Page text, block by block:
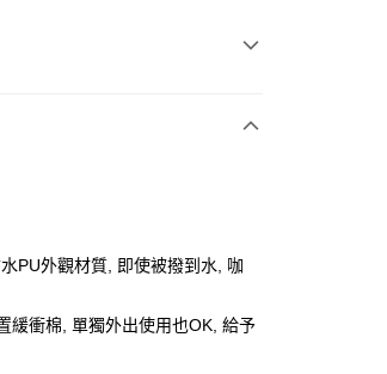
PU外觀材質, 即使被撥到水, 咖
緩衝棉, 單獨外出使用也OK, 給予